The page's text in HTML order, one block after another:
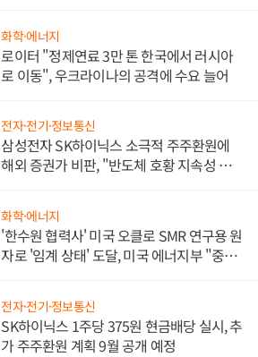
화학·에너지
로이터 "정제연료 3만 톤 한국에서 러시아
로 이동", 우크라이나의 공격에 수요 늘어
전자·전기·정보통신
삼성전자 SK하이닉스 소극적 주주환원에
해외 증권가 비판, "반도체 호황 지속성 의
화학·에너지
'한수원 협력사' 미국 오클로 SMR 연구용 원
자로 '임계 상태' 도달, 미국 에너지부 "중요
전자·전기·정보통신
SK하이닉스 1주당 375원 현금배당 실시, 추
가 주주환원 계획 9월 공개 예정